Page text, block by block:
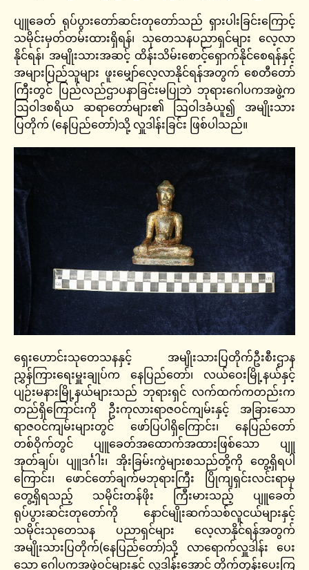
ပျူခေတ် ရုပ်ပွားတော်ဆင်းတုတော်သည် ရှားပါးခြင်းကြောင့်
သမိုင်းမှတ်တမ်းထားရှိရန်၊ သုတေသနပညာရှင်များ လေ့လာ
နိုင်ရန်၊ အမျိုးသားအဆင့် ထိန်းသိမ်းစောင့်ရှောက်နိုင်စေရန်နှင့်
အများပြည်သူများ ဖူးမျှော်လေ့လာနိုင်ရန်အတွက် စေတီတော်
ကြီးတွင် ပြည်လည်ဌာပနာခြင်းမပြုဘဲ ဘုရားဂေါပကအဖွဲ့က
ဩဝါဒစရိယ ဆရာတော်များ၏ ဩဝါဒခံယူ၍ အမျိုးသား
ပြတိုက် (နေပြည်တော်)သို့ လှူဒါန်းခြင်း ဖြစ်ပါသည်။
ရှေးဟောင်းသုတေသနနှင့် အမျိုးသားပြတိုက်ဦးစီးဌာန
ညွှန်ကြားရေးမှူးချုပ်က နေပြည်တော်၊ လယ်ဝေးမြို့နယ်နှင့်
ပျဉ်းမနားမြို့နယ်များသည် ဘုရားရှင် လက်ထက်ကတည်းက
တည်ရှိကြောင်းကို ဦးကုလားရာဇဝင်ကျမ်းနှင့် အခြားသော
ရာဇဝင်ကျမ်းများတွင် ဖော်ပြပါရှိကြောင်း၊ နေပြည်တော်
တစ်ဝိုက်တွင် ပျူခေတ်အထောက်အထားဖြစ်သော ပျူ
အုတ်ချပ်၊ ပျူဒင်္ဂါး၊ အိုးခြမ်းကွဲများစသည်တို့ကို တွေ့ရှိရပါ
ကြောင်း၊ ဖောင်တော်ချက်မဘုရားကြီး ပြိုကျရှင်းလင်းရာမှ
တွေ့ရှိရသည့် သမိုင်းတန်ဖိုး ကြီးမားသည့် ပျူခေတ်
ရုပ်ပွားဆင်းတုတော်ကို နောင်မျိုးဆက်သစ်လူငယ်များနှင့်
သမိုင်းသုတေသန ပညာရှင်များ လေ့လာနိုင်ရန်အတွက်
အမျိုးသားပြတိုက်(နေပြည်တော်)သို့ လာရောက်လှူဒါန်း ပေး
သော ဂေါပကအဖွဲ့ဝင်များနှင့် လှူဒါန်းအောင် တိုက်တွန်းပေးကြ